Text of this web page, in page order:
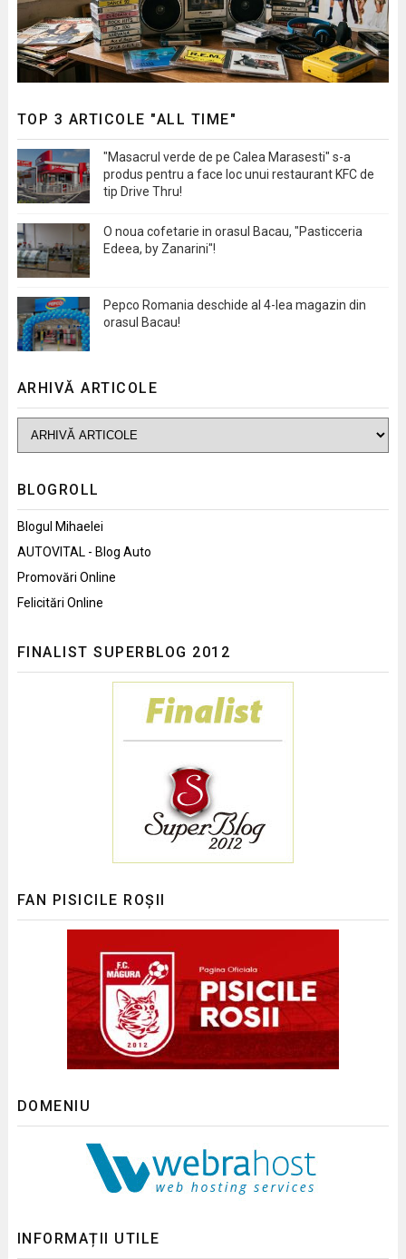
TOP 3 ARTICOLE "ALL TIME"
"Masacrul verde de pe Calea Marasesti" s-a
produs pentru a face loc unui restaurant KFC de
tip Drive Thru!
O noua cofetarie in orasul Bacau, "Pasticceria
Edeea, by Zanarini"!
Pepco Romania deschide al 4-lea magazin din
orasul Bacau!
ARHIVĂ ARTICOLE
BLOGROLL
Blogul Mihaelei
AUTOVITAL - Blog Auto
Promovări Online
Felicitări Online
FINALIST SUPERBLOG 2012
FAN PISICILE ROȘII
DOMENIU
INFORMAȚII UTILE